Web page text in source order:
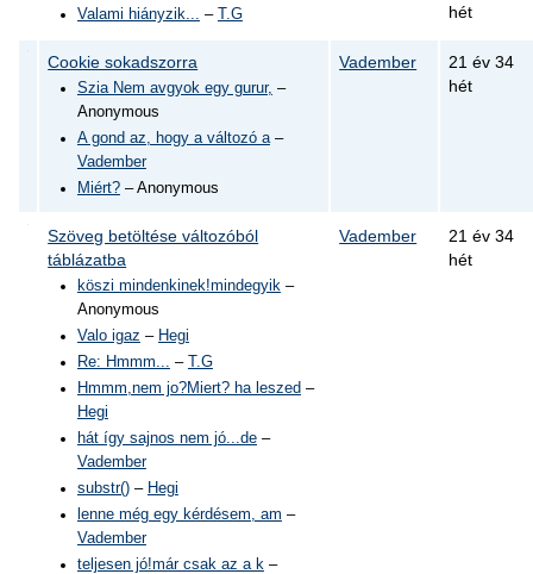
Valami hiányzik... – T.G
hét
Cookie sokadszorra
Szia Nem avgyok egy gurur, –
Anonymous
A gond az, hogy a változó a–
Vadember
Miért?– Anonymous
Vadember
21 év 34
hét
Szöveg betöltése változóból
táblázatba
köszi mindenkinek!mindegyik–
Anonymous
Valo igaz – Hegi
Re: Hmmm... –
T.G
Hmmm,nem jo?Miert? ha leszed –
Hegi
hát így sajnos nem jó...de–
Vadember
substr()– Hegi
lenne még egy kérdésem, am –
Vadember
teljesen jó!már csak az a k –
Vadember
21 év 34
hét